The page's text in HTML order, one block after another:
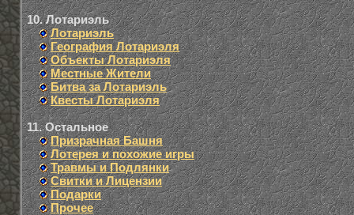
10. Лотариэль
Лотариэль
География Лотариэля
Объекты Лотариэля
Местные Жители
Битва за Лотариэль
Квесты Лотариэля
11. Остальное
Призрачная Башня
Лотерея и похожие игры
Травмы и Подлянки
Свитки и Лицензии
Подарки
Прочее